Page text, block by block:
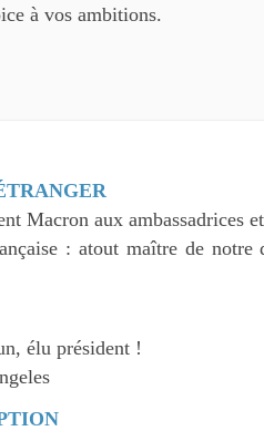
à vos ambitions.
Macron aux ambassadrices
: atout maître de notre
élu président !